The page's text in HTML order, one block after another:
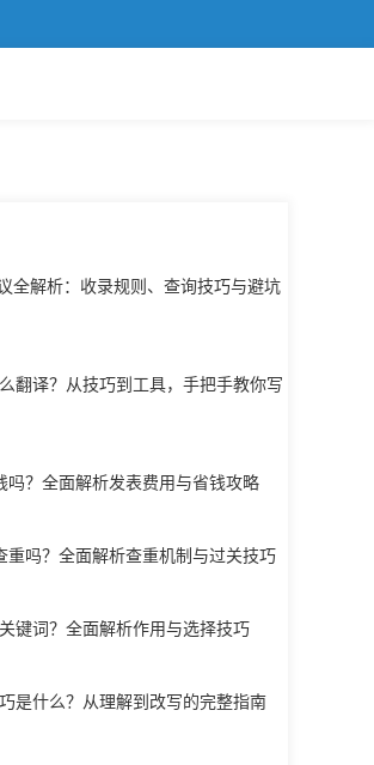
全解析：收录规则、查询技巧与避坑
翻译？从技巧到工具，手把手教你写
吗？全面解析发表费用与省钱攻略
重吗？全面解析查重机制与过关技巧
键词？全面解析作用与选择技巧
是什么？从理解到改写的完整指南